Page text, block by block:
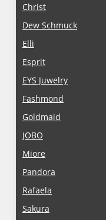
Christ
Dew Schmuck
Elli
Esprit
EYS Juwelry
Fashmond
Goldmaid
JOBO
Miore
Pandora
Rafaela
Sakura